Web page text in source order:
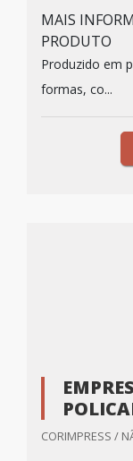
MAIS
PRODUTO
Produzido em
formas, co...
CORIMPRESS /